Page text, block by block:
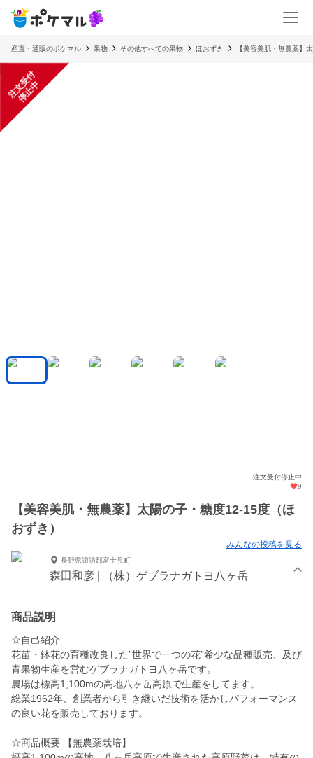
産直・通販のポケマル 果物 その他すべての果物 ほおずき 【美容美肌・無農薬】
注
文
受
付
停
止
中
注文受付停止中
9
【美容美肌・無農薬】太陽の子・糖度12-15度（ほ
おずき）
みんなの投稿を見る
長野県諏訪郡富士見町
森田和彦 | （株）ゲブラナガトヨ八ヶ岳
商品説明
☆自己紹介
花苗・鉢花の育種改良した”世界で一つの花”希少な品種販売、及び
青果物生産を営むゲブラナガトヨ八ヶ岳です。
農場は標高1,100mの高地八ヶ岳高原で生産をしてます。
総業1962年、創業者から引き継いだ技術を活かしパフォーマンス
の良い花を販売しております。
☆商品概要 【無農薬栽培】